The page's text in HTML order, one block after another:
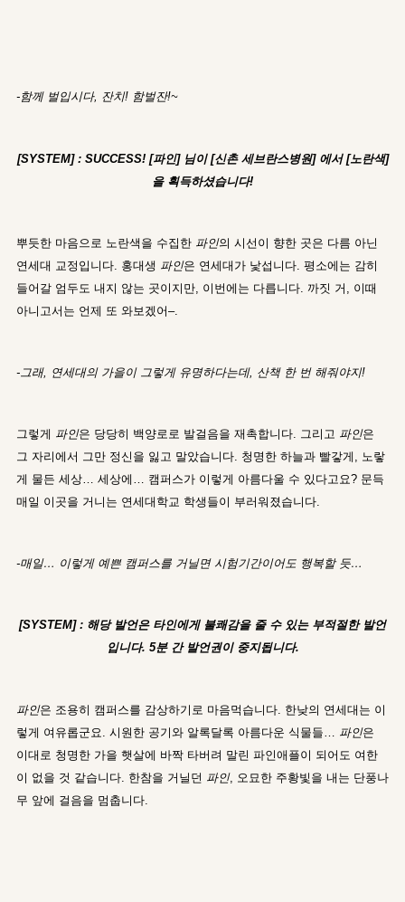
-함께 벌입시다, 잔치! 함벌잔!~
[SYSTEM] : SUCCESS! [파인] 님이 [신촌 세브란스병원] 에서 [노란색]
을 획득하셨습니다!
뿌듯한 마음으로 노란색을 수집한 파인의 시선이 향한 곳은 다름 아닌
연세대 교정입니다. 홍대생 파인은 연세대가 낯섭니다. 평소에는 감히
들어갈 엄두도 내지 않는 곳이지만, 이번에는 다릅니다. 까짓 거, 이때
아니고서는 언제 또 와보겠어–.
-그래, 연세대의 가을이 그렇게 유명하다는데, 산책 한 번 해줘야지!
그렇게 파인은 당당히 백양로로 발걸음을 재촉합니다. 그리고 파인은
그 자리에서 그만 정신을 잃고 말았습니다. 청명한 하늘과 빨갛게, 노랗
게 물든 세상… 세상에… 캠퍼스가 이렇게 아름다울 수 있다고요? 문득
매일 이곳을 거니는 연세대학교 학생들이 부러워졌습니다.
-매일… 이렇게 예쁜 캠퍼스를 거닐면 시험기간이어도 행복할 듯…
[SYSTEM] : 해당 발언은 타인에게 불쾌감을 줄 수 있는 부적절한 발언
입니다. 5분 간 발언권이 중지됩니다.
파인은 조용히 캠퍼스를 감상하기로 마음먹습니다. 한낮의 연세대는 이
렇게 여유롭군요. 시원한 공기와 알록달록 아름다운 식물들… 파인은
이대로 청명한 가을 햇살에 바짝 타버려 말린 파인애플이 되어도 여한
이 없을 것 같습니다. 한참을 거닐던 파인, 오묘한 주황빛을 내는 단풍나
무 앞에 걸음을 멈춥니다.